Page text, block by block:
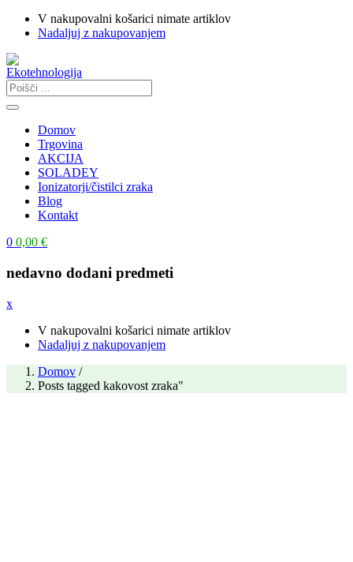
V nakupovalni košarici nimate artiklov
Nadaljuj z nakupovanjem
Domov
Trgovina
AKCIJA
SOLADEY
Ionizatorji/čistilci zraka
Blog
Kontakt
0 0,00 €
nedavno dodani predmeti
x
V nakupovalni košarici nimate artiklov
Nadaljuj z nakupovanjem
Domov /
Posts tagged kakovost zraka"